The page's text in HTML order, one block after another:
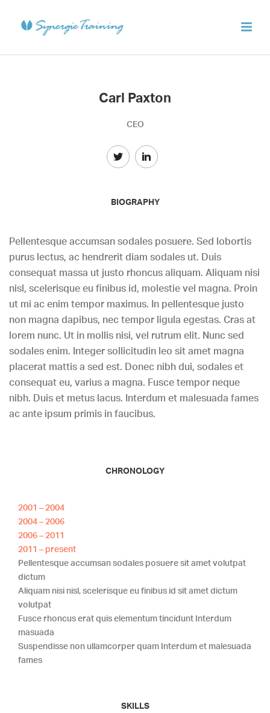
Carl Paxton
CEO
BIOGRAPHY
Pellentesque accumsan sodales posuere. Sed lobortis
purus lectus, ac hendrerit diam sodales ut. Duis
consequat massa ut justo rhoncus aliquam. Aliquam nisi
nisl, scelerisque eu finibus id, molestie vel magna. Proin
ut mi ac enim tempor maximus. In pellentesque justo
non magna dapibus, nec tempor ligula egestas. Cras at
lorem nunc. Ut in mollis nisi, vel rutrum elit. Nunc sed
sodales enim. Integer sollicitudin leo sit amet magna
placerat mattis a sed est. Donec nibh dui, sodales et
consequat eu, varius a magna. Fusce tempor neque
nibh. Duis et metus lacus. Interdum et malesuada fames
ac ante ipsum primis in faucibus.
CHRONOLOGY
2001 – 2004
2004 – 2006
2006 – 2011
2011 – present
Pellentesque accumsan sodales posuere sit amet volutpat
dictum
Aliquam nisi nisl, scelerisque eu finibus id sit amet dictum
volutpat
Fusce rhoncus erat quis elementum tincidunt Interdum
masuada
Suspendisse non ullamcorper quam Interdum et malesuada
fames
SKILLS